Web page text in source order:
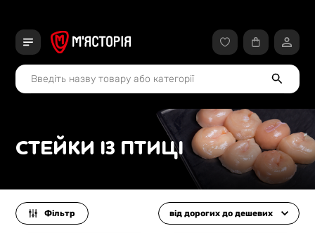
СТЕЙКИ ІЗ ПТИЦІ
Фільтр від дорогих до дешевих